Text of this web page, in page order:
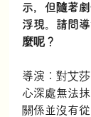
示，但隨著
浮現。請問
麼呢？
導演：對艾
心深處無法
關係並沒有